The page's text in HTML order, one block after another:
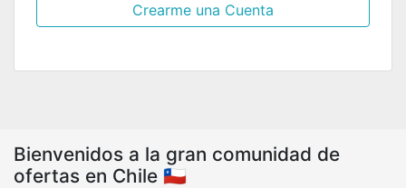
Crearme una Cuenta
Bienvenidos a la gran comunidad de
ofertas en Chile 🇨🇱